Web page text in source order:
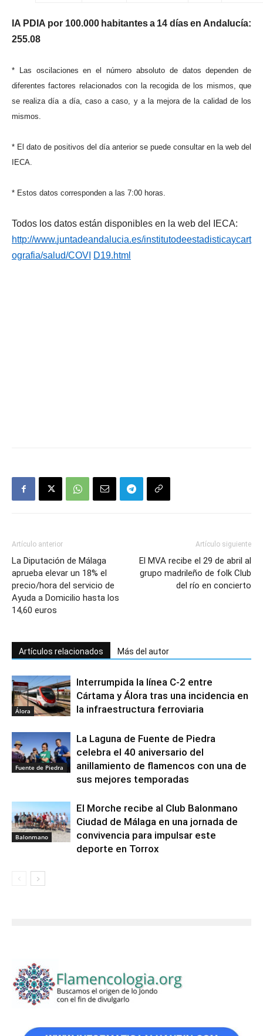
A P D A por 100.000 habitantesa 14 d íasen Anda ucía:
255.08
* Las osci acionesene lnúmero absol uto de datosdependende
diferentesfactores rel acionados con a recogida de los mismos, que
se realiza día a día, caso a caso, y a amejora de la calidad de os
mismos.
* E dato de positivos de día anterior se puede consu ltar en a web de
ECA.
* Estos datos corresponden a as 7:00 horas.
Todos os datos están disponib es en a web de ECA:
http://www.juntadeanda ucia.es/institutodeestadisticaycart
ografia/sa ud/COV D19.htm
Artículo anterior
La Diputación de Málaga
aprueba elevar un 18% el
precio/hora del servicio de
Ayuda a Domicilio hasta los
14,60 euros
Artículo siguiente
El MVA recibe el 29 de abril al
grupo madrileño de folk Club
del río en concierto
Artículos relacionados Más del autor
Álora
Interrumpida la línea C-2 entre
Cártama y Álora tras una incidencia en
la infraestructura ferroviaria
Fuente de Piedra
La Laguna de Fuente de Piedra
celebra el 40 aniversario del
anillamiento de flamencos con una de
sus mejores temporadas
Balonmano
El Morche recibe al Club Balonmano
Ciudad de Málaga en una jornada de
convivencia para impulsar este
deporte en Torrox